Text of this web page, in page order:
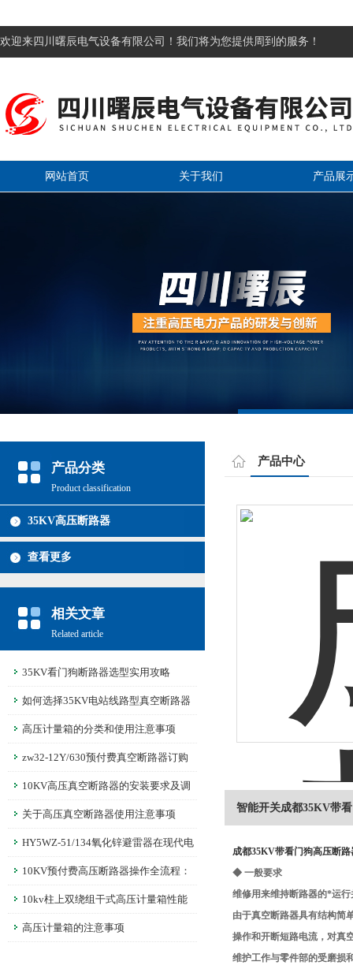
欢迎来四川曙辰电气设备有限公司！我们将为您提供周到的服务！
网站首页 关于我们 产品展
产品分类
Product classification
35KV高压断路器
查看更多
相关文章
Related article
35KV看门狗断路器选型实用攻略
如何选择35KV电站线路型真空断路器
呢？高压计量箱的分类和使用注意事项
zw32-12Y/630预付费真空断路器订购
须知10KV高压真空断路器的安装要求及调
整 关于高压真空断路器使用注意事项
HY5WZ-51/134氧化锌避雷器在现代电
网中的关键角色：防雷击、过电压保护技
术探讨
10KV预付费高压断路器操作全流程：
安装调试、预付费功能激活与分合闸控制
10kv柱上双绕组干式高压计量箱性能
说明高压计量箱的注意事项
产品中心
智能开关成都35KV带
成都35KV带看门狗高压断
◆ 一般要求
维修用来维持断路器的*运
由于真空断路器具有结构简
操作和开断短路电流，对真
维护工作与零件部的受磨损